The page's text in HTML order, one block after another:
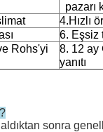
pazarı
4.Hızlı
6. Eşsiz
Rohs'yi
8. 12 ay
yanıtı
aldıktan sonra